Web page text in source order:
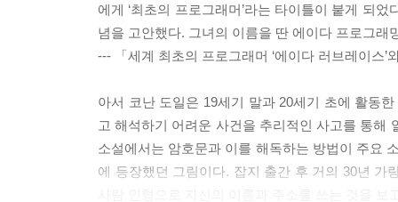
에게 ‘최초의 프로그래머’라는 타이틀이 붙게 되
념을 고안했다. 그녀의 이름을 딴 에이다 프로그래
--- 「세계 최초의 프로그래머 ‘에이다 러브레이스’
아서 코난 도일은 19세기 말과 20세기 초에 활동
고 해석하기 어려운 사건을 추리적인 사고를 통해
소설에서는 암호문과 이를 해독하는 방법이 주요
에 등장했던 그림이다. 잡지 출간 후 거의 30년 가